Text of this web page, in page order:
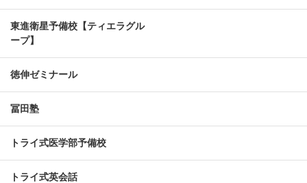
東進衛星予備校【ティエラグル
ープ】
徳伸ゼミナール
冨田塾
トライ式医学部予備校
トライ式英会話